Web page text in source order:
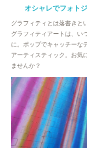
オシャレでフォト
グラフィティとは落書きと
グラフィティアートは、い
に。ポップでキャッチーな
アーティスティック。お気
ませんか？